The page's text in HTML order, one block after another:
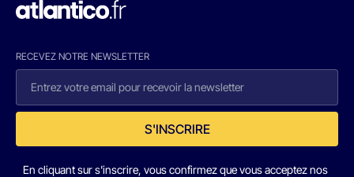
RECEVEZ NOTRE NEWSLETTER
S'INSCRIRE
En cliquant sur s'inscrire, vous confirmez que vous acceptez nos